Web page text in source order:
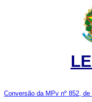
Conversão da MPv nº 852, de